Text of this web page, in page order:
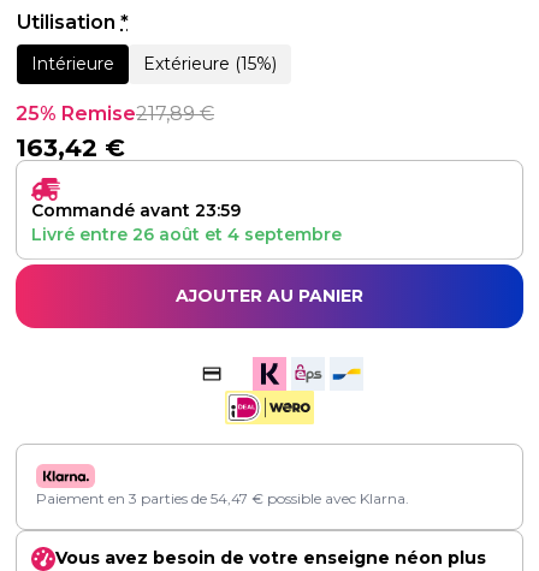
Utilisation *
Intérieure Extérieure (15%)
25% Remise217,89€
163,42 €
Commandé avant 23:59
Livré entre 26 août et 4 septembre
AJOUTER AU PANIER
Paiement en 3 parties de 54,47 € possible avec Klarna.
Vous avez besoin de votre enseigne néon plus